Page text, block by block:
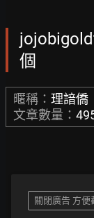
個
暱稱： 理諳僑
文章數量：
關閉廣告 方便